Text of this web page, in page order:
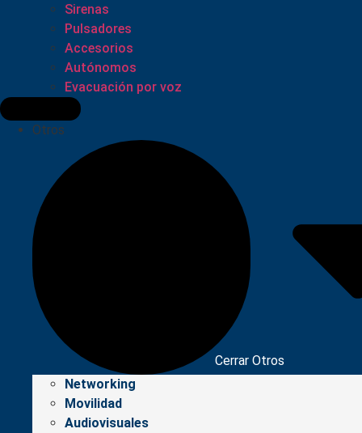
Sirenas
Pulsadores
Accesorios
Autónomos
Evacuación por voz
Otros
Cerrar Otros
Networking
Movilidad
Audiovisuales